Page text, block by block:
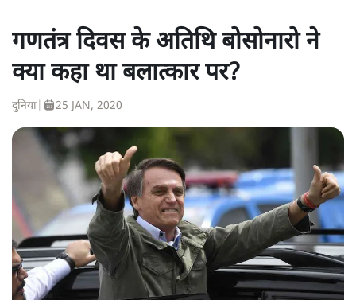
गणतंत्र दिवस के अतिथि बोसोनारो ने
क्या कहा था बलात्कार पर?
दुनिया 25 JAN, 2020